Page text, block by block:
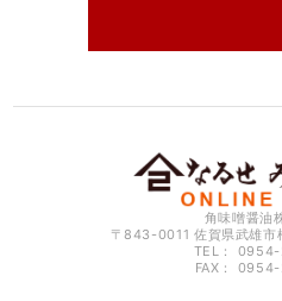
角味噌醤油
〒843-0011 佐賀県武雄
TEL：
FAX：